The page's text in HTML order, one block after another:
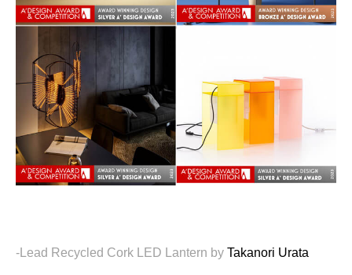
-Lead Recycled Cork LED Lantern by Takanori Urata